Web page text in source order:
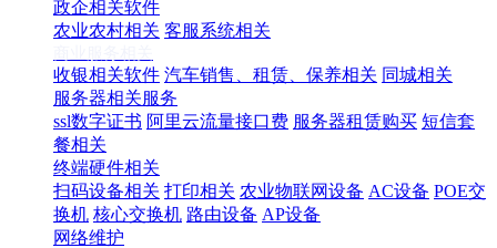
政企相关软件
农业农村相关 客服系统相关
收银相关软件 汽车销售、租赁、保养相关 同城相关
服务器相关服务
ssl数字证书 阿里云流量接口费 服务器租赁购买 短信套
餐相关
终端硬件相关
扫码设备相关 打印相关 农业物联网设备 AC设备 POE交
换机 核心交换机 路由设备 AP设备
网络维护